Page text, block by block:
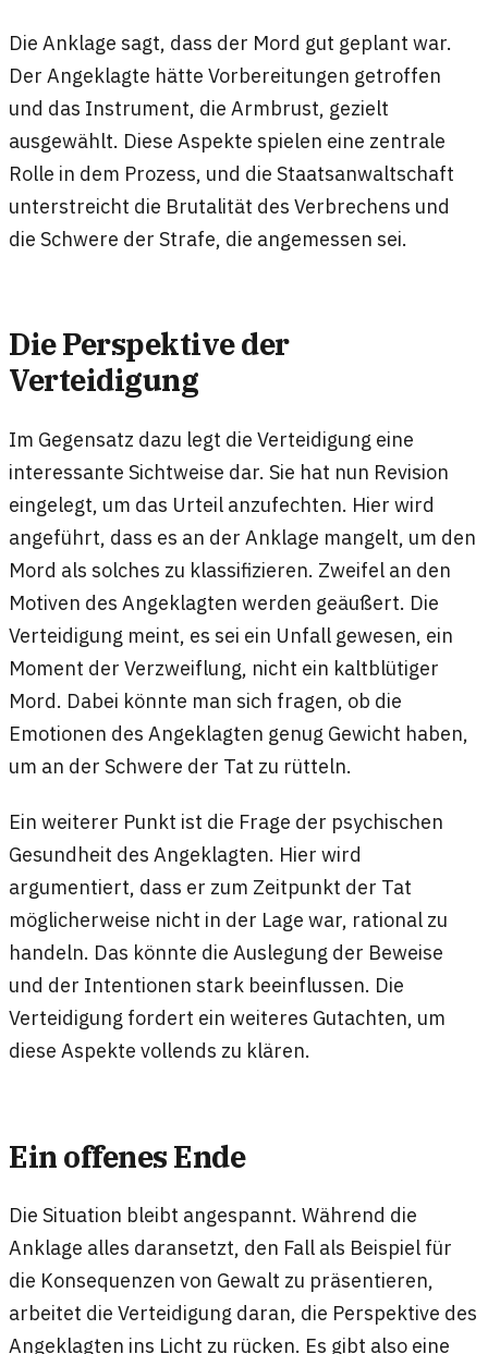
Die Anklage sagt, dass der Mord gut geplant war.
Der Angeklagte hätte Vorbereitungen getroffen
und das Instrument, die Armbrust, gezielt
ausgewählt. Diese Aspekte spielen eine zentrale
Rolle in dem Prozess, und die Staatsanwaltschaft
unterstreicht die Brutalität des Verbrechens und
die Schwere der Strafe, die angemessen sei.
Die Perspektive der
Verteidigung
Im Gegensatz dazu legt die Verteidigung eine
interessante Sichtweise dar. Sie hat nun Revision
eingelegt, um das Urteil anzufechten. Hier wird
angeführt, dass es an der Anklage mangelt, um den
Mord als solches zu klassifizieren. Zweifel an den
Motiven des Angeklagten werden geäußert. Die
Verteidigung meint, es sei ein Unfall gewesen, ein
Moment der Verzweiflung, nicht ein kaltblütiger
Mord. Dabei könnte man sich fragen, ob die
Emotionen des Angeklagten genug Gewicht haben,
um an der Schwere der Tat zu rütteln.
Ein weiterer Punkt ist die Frage der psychischen
Gesundheit des Angeklagten. Hier wird
argumentiert, dass er zum Zeitpunkt der Tat
möglicherweise nicht in der Lage war, rational zu
handeln. Das könnte die Auslegung der Beweise
und der Intentionen stark beeinflussen. Die
Verteidigung fordert ein weiteres Gutachten, um
diese Aspekte vollends zu klären.
Ein offenes Ende
Die Situation bleibt angespannt. Während die
Anklage alles daransetzt, den Fall als Beispiel für
die Konsequenzen von Gewalt zu präsentieren,
arbeitet die Verteidigung daran, die Perspektive des
Angeklagten ins Licht zu rücken. Es gibt also eine